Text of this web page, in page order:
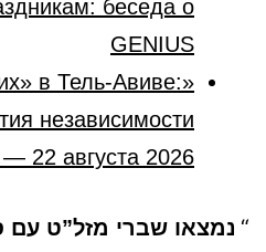
беседа о
GENIUS
в Тель-Авиве:
независимости
22 августа 2026